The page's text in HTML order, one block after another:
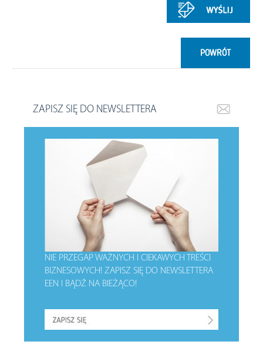
POWRÓT
ZAPISZ SIĘ DO NEWSLETTERA
NIE PRZEGAP WAŻNYCH I CIEKAWYCH TREŚCI
BIZNESOWYCH!ZAPISZ SIĘ DO NEWSLETTERA
EEN I BĄDŹ NA BIEŻĄCO!